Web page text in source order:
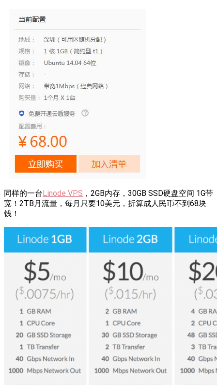
同样的一台Linode VPS ，2GB内存，30GB SSD硬盘空间 1G带
宽！2TB月流量，每月只要10美元，折算成人民币不到68块
钱！